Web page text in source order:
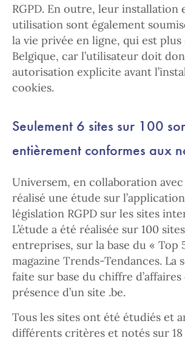
RGPD. En outre, leur installation
utilisation sont également
la vie privée en ligne, qui est
Belgique, car l’utilisateur doit
autorisation explicite avant
cookies.
Seulement 6 sites sur 100
entièrement conformes aux
Universem, en collaboration
réalisé une étude sur
législation RGPD sur les sites
L’étude a été réalisée sur 100
entreprises, sur la base du « Top
magazine Trends-Tendances. La
faite sur base du chiffre
présence d’un site .be.
Tous les sites ont été étudiés et
différents critères et notés sur 18